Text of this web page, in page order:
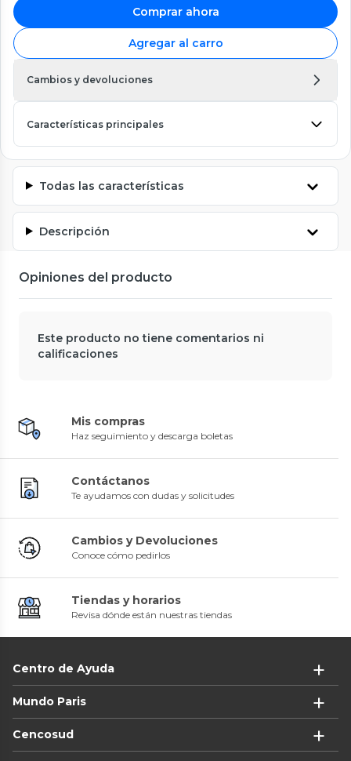
Comprar ahora
Agregar al carro
Cambios y devoluciones
Características principales
Todas las características
Descripción
Opiniones del producto
Este producto no tiene comentarios ni
calificaciones
Mis compras
Haz seguimiento y descarga boletas
Contáctanos
Te ayudamos con dudas y solicitudes
Cambios y Devoluciones
Conoce cómo pedirlos
Tiendas y horarios
Revisa dónde están nuestras tiendas
Centro de Ayuda
Mundo Paris
Cencosud